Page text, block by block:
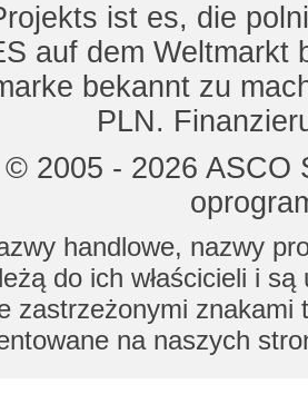
ist es, die
auf dem Weltmarkt
bekannt zu
PLN.
2005 - 2026
handlowe, nazwy
do ich właścicieli i
zastrzeżonymi znakami
na naszych